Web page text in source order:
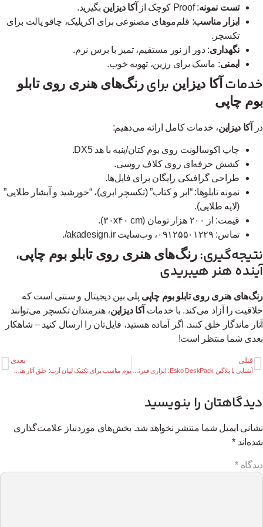
تست نمونه: Proof کوچک از آکا دیزاینبگیرید.
ابزار مناسب: قلم‌موهای مصنوعی برای اکریلیک، چاقو پالت برای
تکسچر.
نگهداری: دور از نور مستقیم، تمیز با برس نرم.
ایمنی: ماسک برای رزین، تهویه خوب.
آکا دیزاینبرایرنگ‌های هنری روی تابلو
چاپی
آکا دیزاین، خدمات کامل ارائه می‌دهیم:
چاپ اکوسالونت روی بوم کتان/پنبه با هد DX5.
کشش حرفه‌ای روی کلاف روسی.
طراحی گرافیکی رایگان برای فایل‌ها.
نمونه تابلوها: “ابر و کتاب” (تکسچر ابری)، “خورشید و آبشار طلایی”
(لایه طلایی).
قیمت: از ۲۰۰ هزار تومان (۳۰x۴۰ cm).
تماس: ۰۹۱۲۵۵۰۱۲۲۹، وب‌سایت akadesign.ir/.
رنگ‌های هنری روی تابلو بوم چاپی،
هنر هیبریدی
هنری روی تابلو بوم چاپیپلی بین دیجیتال و سنتی است که
را آزاد می‌کند. با خدماتآکا دیزاین، هنرمندان تکسچر می‌توانند
ماندگار خلق کنند. اگر آماده هستید، فایل‌تان را ارسال کنید – شاهکار
شما منتظر است!
قبلی
آشنایی با پلاگین Esko DeskPack: ابزاری قدرتمند برای پیش‌چاپ بسته‌بندی در ایلاستریتور و فتوشاپ
بعدی
بوم مناسب برای تکنیک لیپان آرت: خلق آثار هنری خلاقانه با آکا دیزاین
را بنویسید
ایمیل شما منتشر نخواهد شد. بخش‌های موردنیاز علامت‌گذاری
*
*